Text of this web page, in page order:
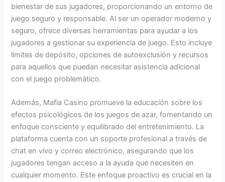
bienestar de sus jugadores, proporcionando un entorno de
juego seguro y responsable. Al ser un operador moderno y
seguro, ofrece diversas herramientas para ayudar a los
jugadores a gestionar su experiencia de juego. Esto incluye
límites de depósito, opciones de autoexclusión y recursos
para aquellos que puedan necesitar asistencia adicional
con el juego problemático.
Además, Mafia Casino promueve la educación sobre los
efectos psicológicos de los juegos de azar, fomentando un
enfoque consciente y equilibrado del entretenimiento. La
plataforma cuenta con un soporte profesional a través de
chat en vivo y correo electrónico, asegurando que los
jugadores tengan acceso a la ayuda que necesiten en
cualquier momento. Este enfoque proactivo es crucial en la